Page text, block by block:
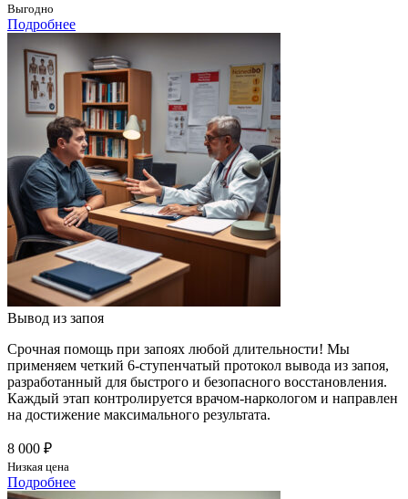
Выгодно
Подробнее
Вывод из запоя
Срочная помощь при запоях любой длительности! Мы
применяем четкий 6-ступенчатый протокол вывода из запоя,
разработанный для быстрого и безопасного восстановления.
Каждый этап контролируется врачом-наркологом и направлен
на достижение максимального результата.
8 000 ₽
Низкая цена
Подробнее